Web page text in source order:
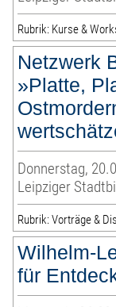
Rubrik: Kurse &
Netzwerk
»Platte,
Donnerstag,
Leipziger
Rubrik: Vorträge &
Wilhelm-
für